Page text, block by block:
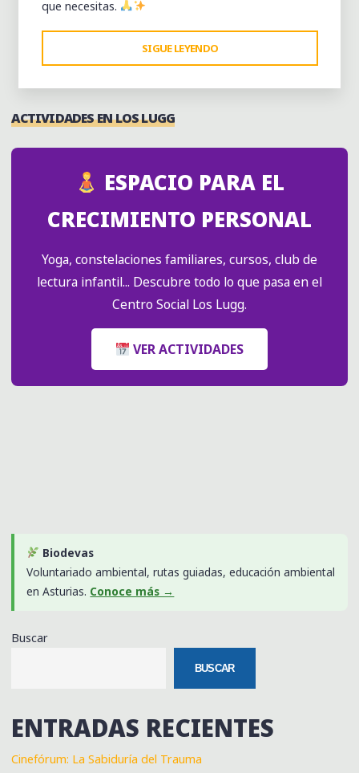
que necesitas.
SIGUE LEYENDO
DE
RESPIRACIÓN
ACTIVIDADES EN LOS LUGG
ESPACIO PARA EL
CRECIMIENTO PERSONAL
Yoga, constelaciones familiares, cursos, club de
lectura infantil... Descubre todo lo que pasa en el
Centro Social Los Lugg.
VER ACTIVIDADES
Biodevas
Voluntariado ambiental, rutas guiadas, educación ambiental
en Asturias. Conoce más →
Buscar
BUSCAR
ENTRADAS RECIENTES
Cinefórum: La Sabiduría del Trauma